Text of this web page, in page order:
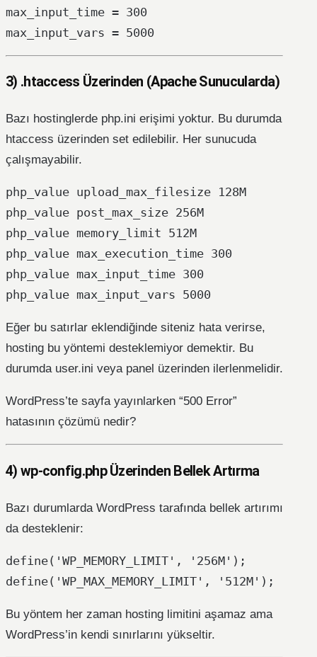
max_input_time = 300
3) .htaccess Üzerinden (Apache Sunucularda)
Bazı hostinglerde php.ini erişimi yoktur. Bu durumda
htaccess üzerinden set edilebilir. Her sunucuda
çalışmayabilir.
php_value upload_max_filesize 128M
php_value post_max_size 256M
php_value memory_limit 512M
php_value max_execution_time 300
php_value max_input_time 300
Eğer bu satırlar eklendiğinde siteniz hata verirse,
hosting bu yöntemi desteklemiyor demektir. Bu
durumda user.ini veya panel üzerinden ilerlenmelidir.
WordPress’te sayfa yayınlarken “500 Error”
hatasının çözümü nedir?
4) wp-config.php Üzerinden Bellek Artırma
Bazı durumlarda WordPress tarafında bellek artırımı
da desteklenir:
define('WP_MEMORY_LIMIT', '256M');
Bu yöntem her zaman hosting limitini aşamaz ama
WordPress’in kendi sınırlarını yükseltir.